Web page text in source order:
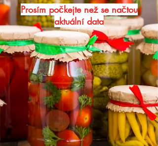
Prosím počkejte než se načtou
aktuální data